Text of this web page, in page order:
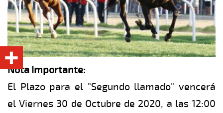
Nota Importante:
El Plazo para el "Segundo llamado" vencerá
el Viernes 30 de Octubre de 2020, a las 12:00